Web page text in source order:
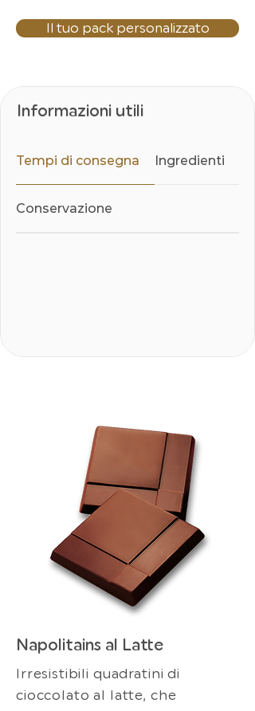
Il tuo pack personalizzato
Informazioni utili
Tempi di consegna Ingredienti
Conservazione
Napolitains al Latte
Irresistibili quadratini di
cioccolato al latte, che